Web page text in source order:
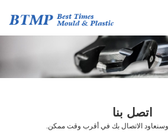
اتصل بنا
الاتصال بك في أقرب وقت ممكن.